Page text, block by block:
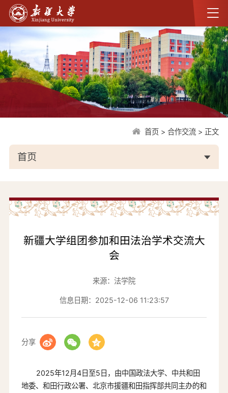
首页 >合作交流 > 正文
首页
新疆大学组团参加和田法治学术交流大
会
来源：法学院
信息日期：2025-12-06 11:23:57
分享
2025年12月4日至5日，由中国政法大学、中共和田
地委、和田行政公署、北京市援疆和田指挥部共同主办的和